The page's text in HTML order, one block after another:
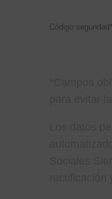
Código seguridad*